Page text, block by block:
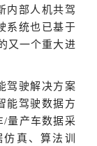
内部人机共驾
系统也已基于
又一个重大进
驾驶解决方案
能驾驶数据方
/量产车数据采
真、算法训